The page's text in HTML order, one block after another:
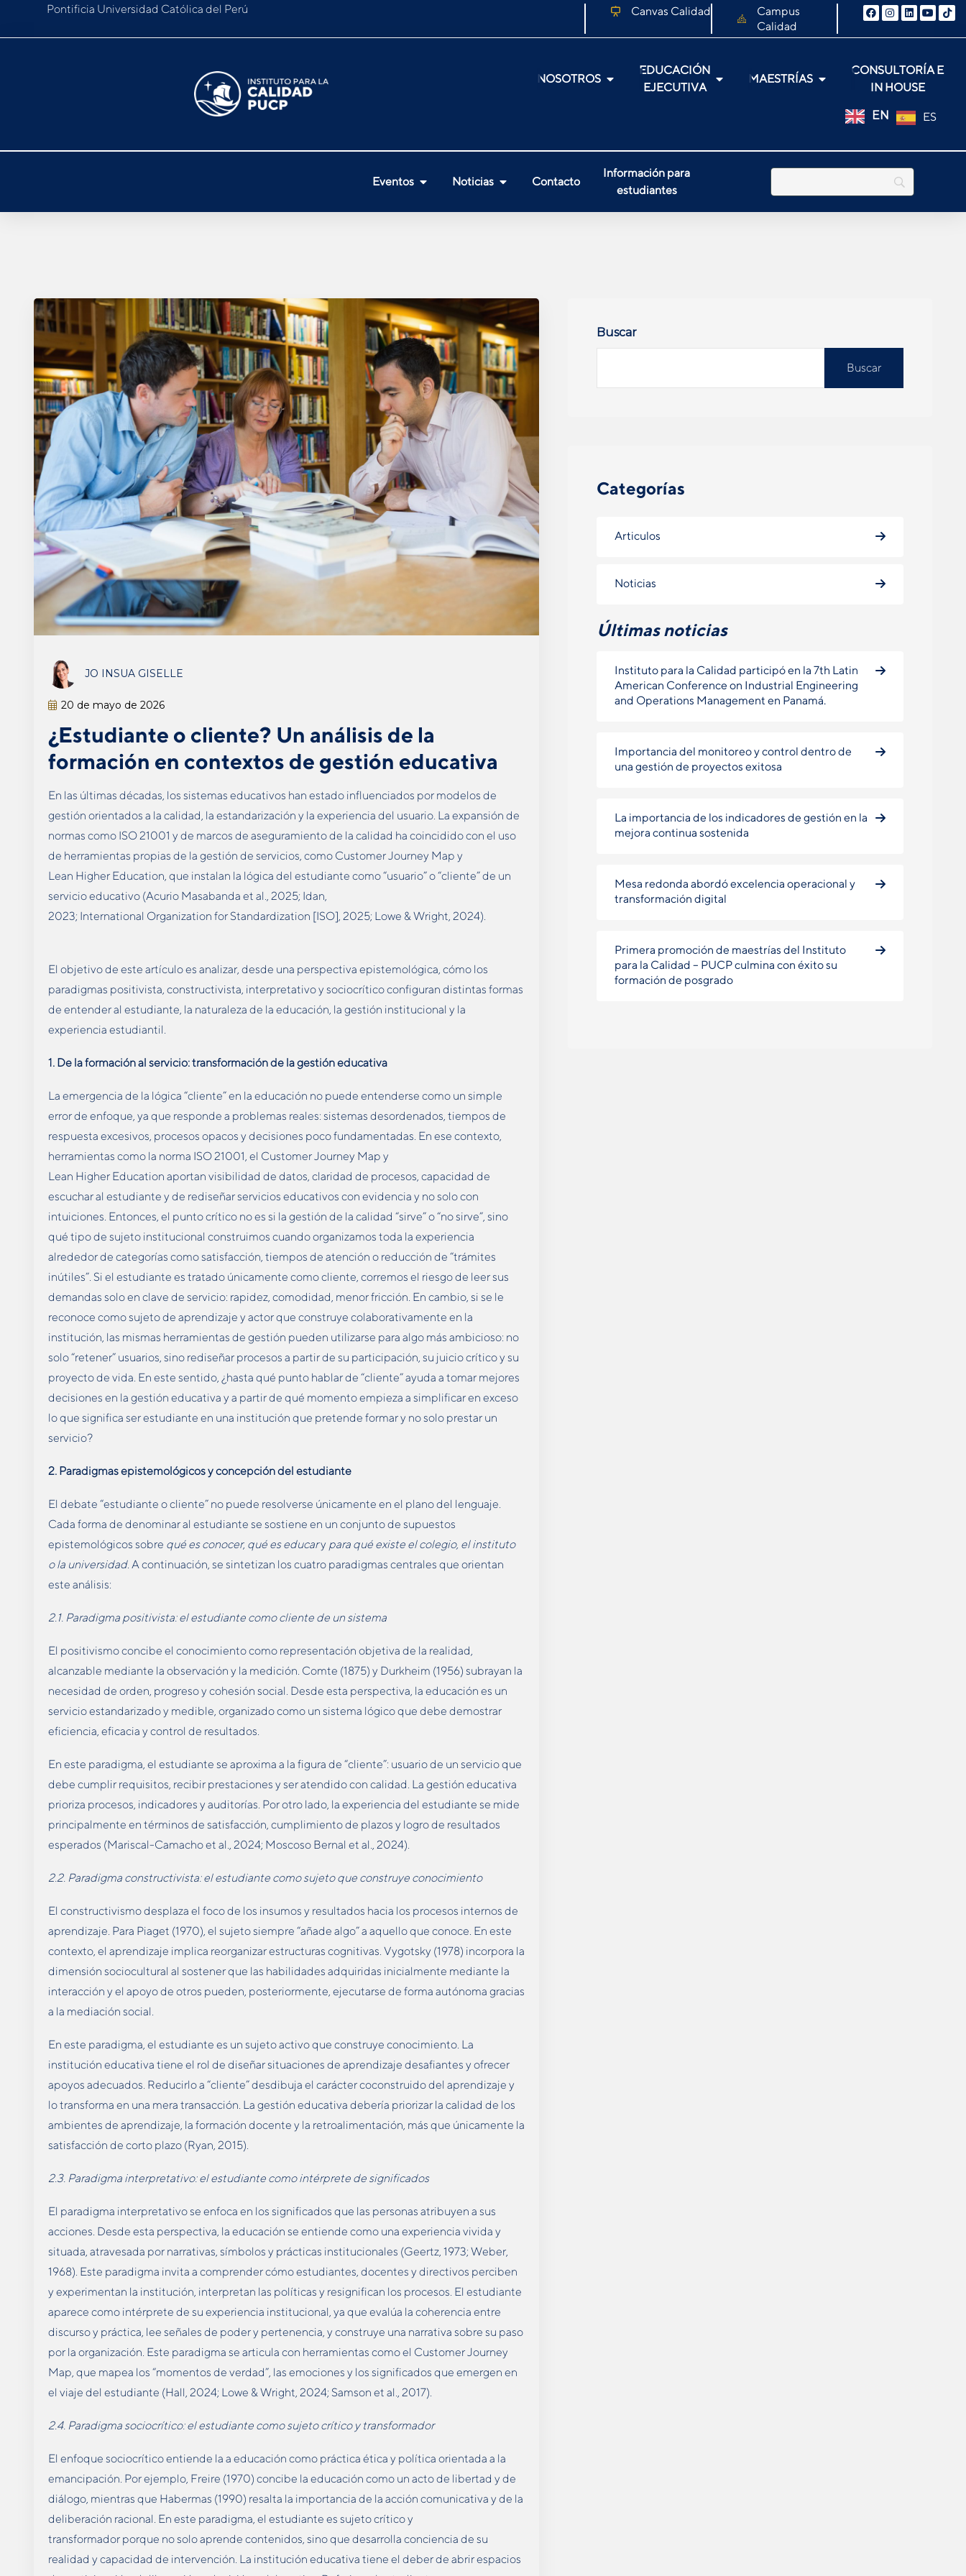
Pontificia Universidad Católica del Perú Canvas Calidad
Campus
Calidad
NOSOTROS
EDUCACIÓN
EJECUTIVA
MAESTRÍAS
CONSULTORÍA E
IN HOUSE
EN ES
Eventos Noticias Contacto
Información para
estudiantes
JO INSUA GISELLE
20 de mayo de 2026
¿Estudiante o cliente? Un análisis de la
formación en contextos de gestión educativa
En las últimas décadas, los sistemas educativos han estado influenciados por modelos de
gestión orientados a la calidad, la estandarización y la experiencia del usuario. La expansión de
normas como ISO 21001 y de marcos de aseguramiento de la calidad ha coincidido con el uso
de herramientas propias de la gestión de servicios, como Customer Journey Map y
Lean Higher Education, que instalan la lógica del estudiante como “usuario” o “cliente” de un
servicio educativo (Acurio Masabanda et al., 2025; Idan,
2023; International Organization for Standardization [ISO], 2025; Lowe & Wright, 2024).
El objetivo de este artículo es analizar, desde una perspectiva epistemológica, cómo los
paradigmas positivista, constructivista, interpretativo y sociocrítico configuran distintas formas
de entender al estudiante, la naturaleza de la educación, la gestión institucional y la
experiencia estudiantil.
1. De la formación al servicio: transformación de la gestión educativa
La emergencia de la lógica “cliente” en la educación no puede entenderse como un simple
error de enfoque, ya que responde a problemas reales: sistemas desordenados, tiempos de
respuesta excesivos, procesos opacos y decisiones poco fundamentadas. En ese contexto,
herramientas como la norma ISO 21001, el Customer Journey Map y
Lean Higher Education aportan visibilidad de datos, claridad de procesos, capacidad de
escuchar al estudiante y de rediseñar servicios educativos con evidencia y no solo con
intuiciones. Entonces, el punto crítico no es si la gestión de la calidad “sirve” o “no sirve”, sino
qué tipo de sujeto institucional construimos cuando organizamos toda la experiencia
alrededor de categorías como satisfacción, tiempos de atención o reducción de “trámites
inútiles”. Si el estudiante es tratado únicamente como cliente, corremos el riesgo de leer sus
demandas solo en clave de servicio: rapidez, comodidad, menor fricción. En cambio, si se le
reconoce como sujeto de aprendizaje y actor que construye colaborativamente en la
institución, las mismas herramientas de gestión pueden utilizarse para algo más ambicioso: no
solo “retener” usuarios, sino rediseñar procesos a partir de su participación, su juicio crítico y su
proyecto de vida. En este sentido, ¿hasta qué punto hablar de “cliente” ayuda a tomar mejores
decisiones en la gestión educativa y a partir de qué momento empieza a simplificar en exceso
lo que significa ser estudiante en una institución que pretende formar y no solo prestar un
servicio?
2. Paradigmas epistemológicos y concepción del estudiante
El debate “estudiante o cliente” no puede resolverse únicamente en el plano del lenguaje.
Cada forma de denominar al estudiante se sostiene en un conjunto de supuestos
epistemológicos sobre qué es conocer, qué es educary para qué existe el colegio, el instituto
o la universidad. A continuación, se sintetizan los cuatro paradigmas centrales que orientan
este análisis:
2.1. Paradigma positivista: el estudiante como cliente de un sistema
El positivismo concibe el conocimiento como representación objetiva de la realidad,
alcanzable mediante la observación y la medición. Comte (1875) y Durkheim (1956) subrayan la
necesidad de orden, progreso y cohesión social. Desde esta perspectiva, la educación es un
servicio estandarizado y medible, organizado como un sistema lógico que debe demostrar
eficiencia, eficacia y control de resultados.
En este paradigma, el estudiante se aproxima a la figura de “cliente”: usuario de un servicio que
debe cumplir requisitos, recibir prestaciones y ser atendido con calidad. La gestión educativa
prioriza procesos, indicadores y auditorías. Por otro lado, la experiencia del estudiante se mide
principalmente en términos de satisfacción, cumplimiento de plazos y logro de resultados
esperados (Mariscal-Camacho et al., 2024; Moscoso Bernal et al., 2024).
2.2. Paradigma constructivista: el estudiante como sujeto que construye conocimiento
El constructivismo desplaza el foco de los insumos y resultados hacia los procesos internos de
aprendizaje. Para Piaget (1970), el sujeto siempre “añade algo” a aquello que conoce. En este
contexto, el aprendizaje implica reorganizar estructuras cognitivas. Vygotsky (1978) incorpora la
dimensión sociocultural al sostener que las habilidades adquiridas inicialmente mediante la
interacción y el apoyo de otros pueden, posteriormente, ejecutarse de forma autónoma gracias
a la mediación social.
En este paradigma, el estudiante es un sujeto activo que construye conocimiento. La
institución educativa tiene el rol de diseñar situaciones de aprendizaje desafiantes y ofrecer
apoyos adecuados. Reducirlo a “cliente” desdibuja el carácter coconstruido del aprendizaje y
lo transforma en una mera transacción. La gestión educativa debería priorizar la calidad de los
ambientes de aprendizaje, la formación docente y la retroalimentación, más que únicamente la
satisfacción de corto plazo (Ryan, 2015).
2.3. Paradigma interpretativo: el estudiante como intérprete de significados
El paradigma interpretativo se enfoca en los significados que las personas atribuyen a sus
acciones. Desde esta perspectiva, la educación se entiende como una experiencia vivida y
situada, atravesada por narrativas, símbolos y prácticas institucionales (Geertz, 1973; Weber,
1968). Este paradigma invita a comprender cómo estudiantes, docentes y directivos perciben
y experimentan la institución, interpretan las políticas y resignifican los procesos. El estudiante
aparece como intérprete de su experiencia institucional, ya que evalúa la coherencia entre
discurso y práctica, lee señales de poder y pertenencia, y construye una narrativa sobre su paso
por la organización. Este paradigma se articula con herramientas como el Customer Journey
Map, que mapea los “momentos de verdad”, las emociones y los significados que emergen en
el viaje del estudiante (Hall, 2024; Lowe & Wright, 2024; Samson et al., 2017).
2.4. Paradigma sociocrítico: el estudiante como sujeto crítico y transformador
El enfoque sociocrítico entiende la a educación como práctica ética y política orientada a la
emancipación. Por ejemplo, Freire (1970) concibe la educación como un acto de libertad y de
diálogo, mientras que Habermas (1990) resalta la importancia de la acción comunicativa y de la
deliberación racional. En este paradigma, el estudiante es sujeto crítico y
transformador porque no solo aprende contenidos, sino que desarrolla conciencia de su
realidad y capacidad de intervención. La institución educativa tiene el deber de abrir espacios
Buscar
Buscar
Categorías
Articulos
Noticias
Últimas noticias
Instituto para la Calidad participó en la 7th Latin
American Conference on Industrial Engineering
and Operations Management en Panamá.
Importancia del monitoreo y control dentro de
una gestión de proyectos exitosa
La importancia de los indicadores de gestión en la
mejora continua sostenida
Mesa redonda abordó excelencia operacional y
transformación digital
Primera promoción de maestrías del Instituto
para la Calidad – PUCP culmina con éxito su
formación de posgrado